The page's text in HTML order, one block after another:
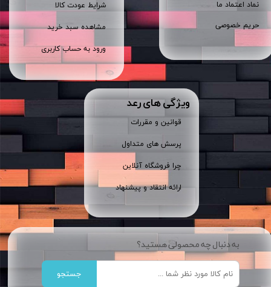
نماد اعتماد ما
حریم خصوصی
شرایط عودت کالا
مشاهده سبد خرید
ورود به حساب کاربری
ویژگی های رعد
قوانین و مقررات
پرسش های متداول
چرا فروشگاه آنلاین
ارائه انتقاد و پیشنهاد
به دنبال چه محصولی هستید؟
جستجو